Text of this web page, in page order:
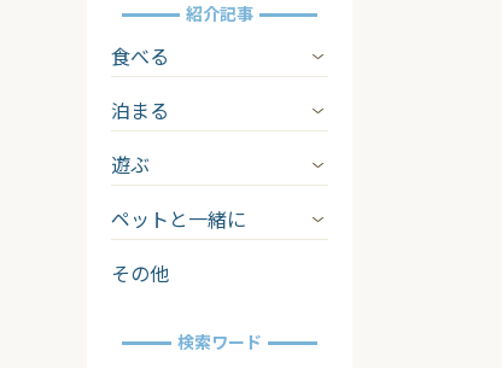
紹介記事
食べる
泊まる
遊ぶ
ペットと一緒に
その他
検索ワード